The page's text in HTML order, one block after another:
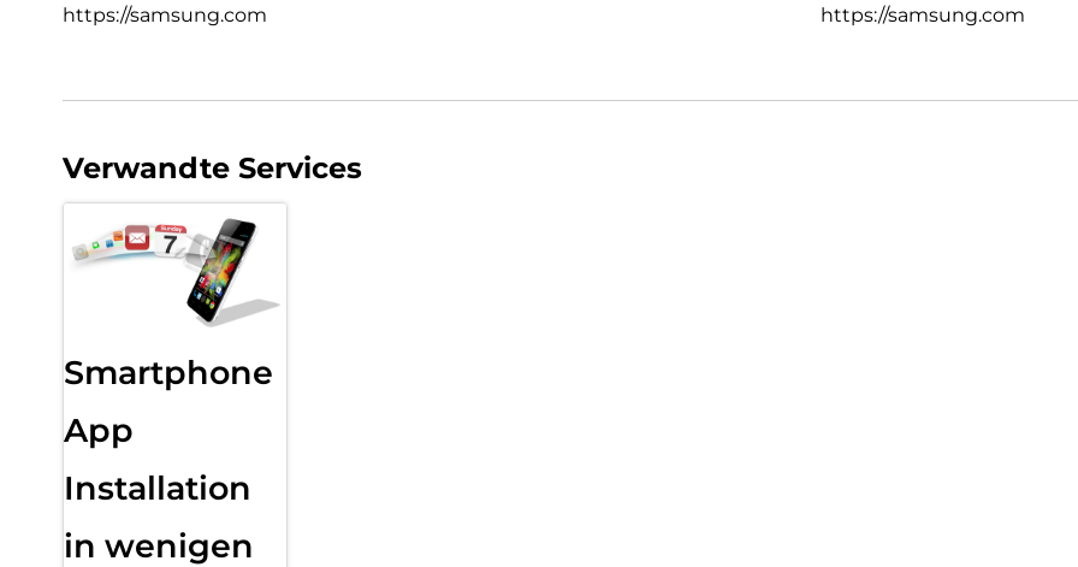
https://samsung.com
https://samsung.com
Verwandte Services
Smartphone
App
Installation
in wenigen